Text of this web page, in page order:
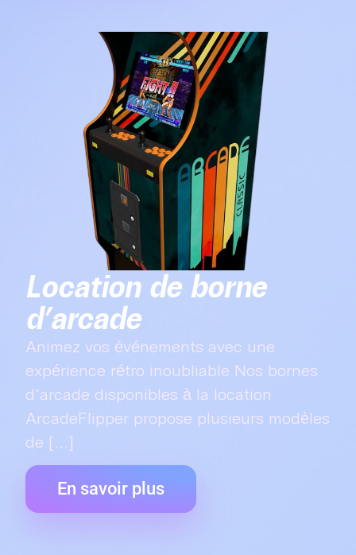
Location de borne
d’arcade
Animez vos événements avec une
expérience rétro inoubliable Nos bornes
d’arcade disponibles à la location
ArcadeFlipper propose plusieurs modèles
de [...]
En savoir plus